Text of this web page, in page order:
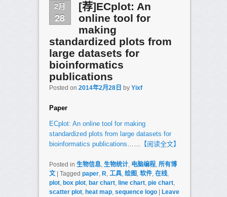
2月
28
[荐]ECplot: An
online tool for
making
standardized plots from
large datasets for
bioinformatics
publications
Posted on 2014年2月28日 by Yixf
Paper
ECplot: An online tool for making
standardized plots from large datasets for
bioinformatics publications…… 【阅读全文】
Posted in 生物信息, 生物统计, 电脑编程, 所有博
文
Tagged paper, R, 工具, 绘图 , 软件, 在线,
plot, box plot, bar chart, line chart, pie chart,
scatter plot, heat map, sequence logo
Leave